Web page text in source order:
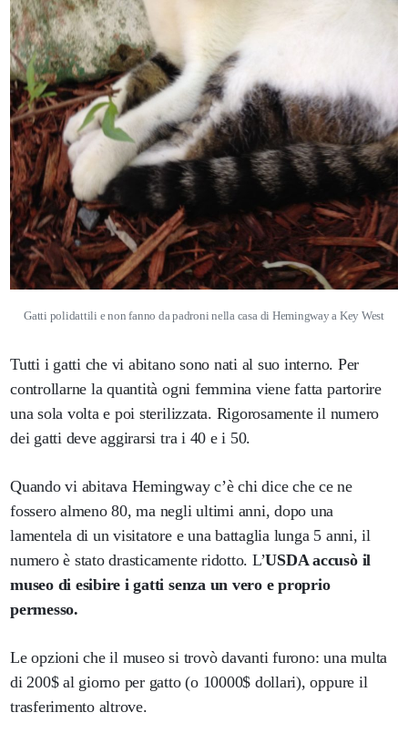
Gatti polidattili e non fanno da padroni nella casa di Hemingway a Key West
Tutti i gatti che vi abitano sono nati al suo interno. Per
controllarne la quantità ogni femmina viene fatta partorire
una sola volta e poi sterilizzata. Rigorosamente il numero
dei gatti deve aggirarsi tra i 40 e i 50.
Quando vi abitava Hemingway c’è chi dice che ce ne
fossero almeno 80, ma negli ultimi anni, dopo una
lamentela di un visitatore e una battaglia lunga 5 anni, il
numero è stato drasticamente ridotto. L’USDA accusò il
museo di esibire i gatti senza un vero e proprio
permesso.
Le opzioni che il museo si trovò davanti furono: una multa
di 200$ al giorno per gatto (o 10000$ dollari), oppure il
trasferimento altrove.